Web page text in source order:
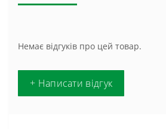
Немає відгуків про цей товар.
+ Написати відгук